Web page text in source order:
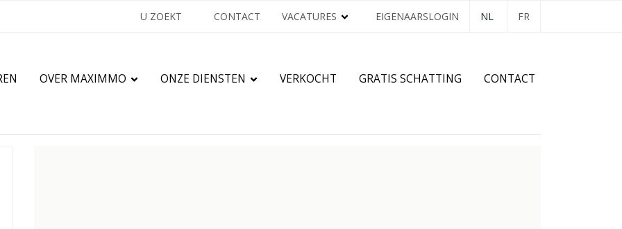
U ZOEKT CONTACT VACATURES EIGENAARSLOGIN NL FR
OVER MAXIMMO ONZE DIENSTEN VERKOCHT GRATIS SCHATTING CONTACT